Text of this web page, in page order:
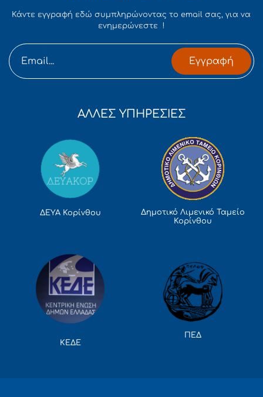
Κάντε εγγραφή εδώ συμπληρώνοντας το email σας, για να
ενημερώνεστε !
Εγγραφή
ΑΛΛΕΣ ΥΠΗΡΕΣΙΕΣ
ΔΕΥΑ Κορίνθου
Δημοτικό Λιμενικό Ταμείο
Κορίνθου
ΚΕΔΕ
ΠΕΔ